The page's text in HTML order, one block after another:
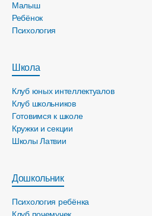
Малыш
Ребёнок
Психология
Школа
Клуб юных интеллектуалов
Клуб школьников
Готовимся к школе
Кружки и секции
Школы Латвии
Дошкольник
Психология ребёнка